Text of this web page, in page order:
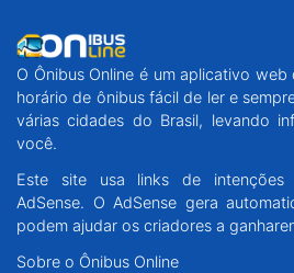
O Ônibus Online é um aplicativo
horário de ônibus fácil de ler e
várias cidades do Brasil, levando
você.
Este site usa links de intenções
AdSense. O AdSense gera
podem ajudar os criadores a
Sobre o Ônibus Online